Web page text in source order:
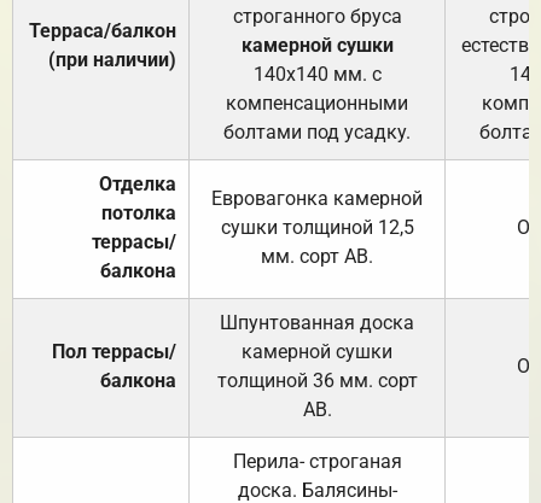
Терраса/балкон
(при наличии)
строганного бруса
камерной сушки
140х140 мм. с
компенсационными
болтами под усадку.
Отделка
потолка
террасы/
балкона
Евровагонка камерной
сушки толщиной 12,5
мм. сорт АВ.
Пол террасы/
балкона
Шпунтованная доска
камерной сушки
толщиной 36 мм. сорт
АВ.
Перила- строганая
доска. Балясины-